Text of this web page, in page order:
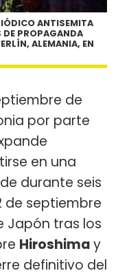
ANTISEMITA
DE PROPAGANDA
ALEMANIA, EN
de
por parte
en una
durante seis
de septiembre
Japón tras los
Hiroshimay
definitivo del